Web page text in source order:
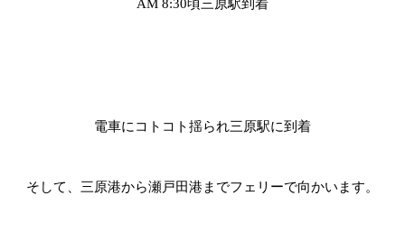
AM 8:30頃三原駅到着
電車にコトコト揺られ三原駅に到着
そして、三原港から瀬戸田港までフェリーで向かいます。